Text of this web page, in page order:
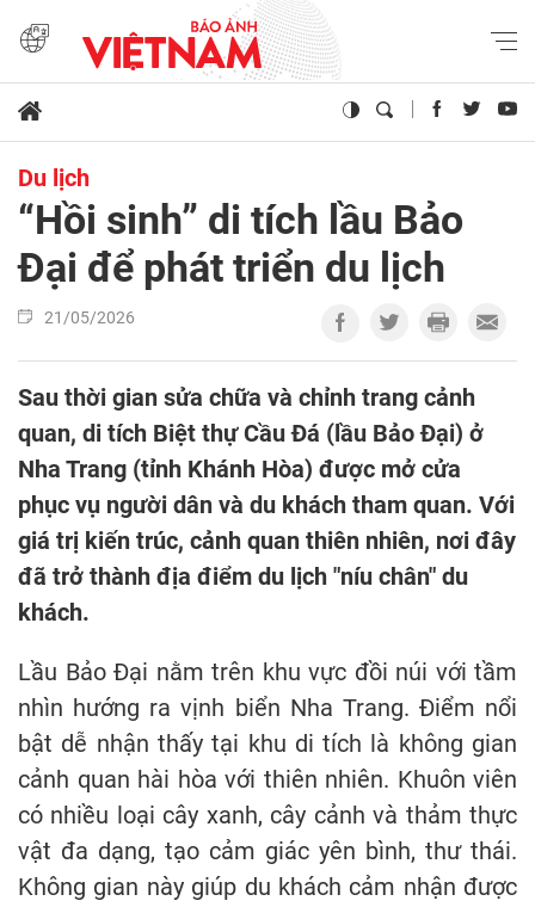
Du lịch
“Hồi sinh” di tích lầu Bảo
Đại để phát triển du lịch
21/05/2026
Sau thời gian sửa chữa và chỉnh trang cảnh
quan, di tích Biệt thự Cầu Đá (lầu Bảo Đại) ở
Nha Trang (tỉnh Khánh Hòa) được mở cửa
phục vụ người dân và du khách tham quan. Với
giá trị kiến trúc, cảnh quan thiên nhiên, nơi đây
đã trở thành địa điểm du lịch "níu chân" du
khách.
Lầu Bảo Đại nằm trên khu vực đồi núi với tầm
nhìn hướng ra vịnh biển Nha Trang. Điểm nổi
bật dễ nhận thấy tại khu di tích là không gian
cảnh quan hài hòa với thiên nhiên. Khuôn viên
có nhiều loại cây xanh, cây cảnh và thảm thực
vật đa dạng, tạo cảm giác yên bình, thư thái.
Không gian này giúp du khách cảm nhận được